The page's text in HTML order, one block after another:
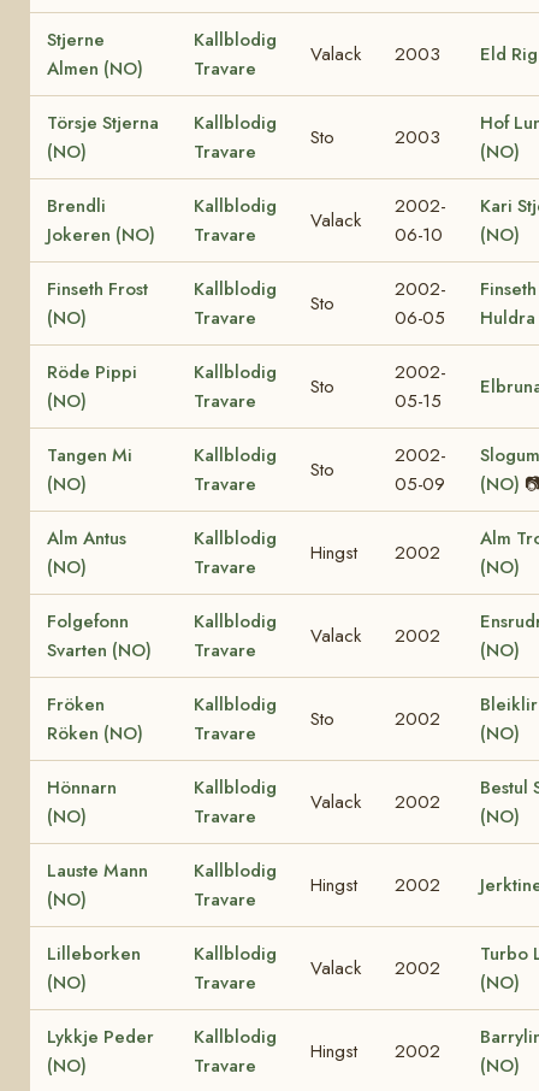
Stjerne
Almen (NO)
Kallblodig
Travare
Valack 2003 Eld
Törsje Stjerna
(NO)
Kallblodig
Travare
Sto 2003
Hof
(NO)
Brendli
Jokeren (NO)
Kallblodig
Travare
Valack
2002-
06-10
Kari
(NO)
Finseth Frost
(NO)
Kallblodig
Travare
Sto
2002-
06-05
Finseth
Röde Pippi
(NO)
Kallblodig
Travare
Sto
2002-
05-15
Tangen Mi
(NO)
Kallblodig
Travare
Sto
2002-
05-09
(NO)
Alm Antus
(NO)
Kallblodig
Travare
Hingst 2002
Alm
(NO)
Folgefonn
Svarten (NO)
Kallblodig
Travare
Valack 2002
(NO)
Fröken
Röken (NO)
Kallblodig
Travare
Sto 2002
(NO)
Hönnarn
(NO)
Kallblodig
Travare
Valack 2002
Bestul
(NO)
Lauste Mann
(NO)
Kallblodig
Travare
Hingst 2002
Lilleborken
(NO)
Kallblodig
Travare
Valack 2002
Turbo
(NO)
Lykkje Peder
(NO)
Kallblodig
Travare
Hingst 2002
(NO)